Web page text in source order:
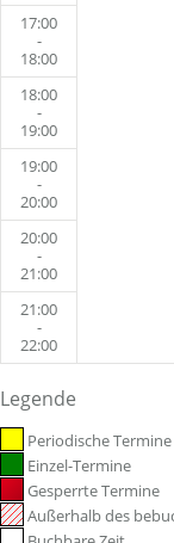
17:00
-
18:00
18:00
-
19:00
19:00
-
20:00
20:00
-
21:00
21:00
-
22:00
Legende
Periodische Termine
Einzel-Termine
Gesperrte Termine
Außerhalb des